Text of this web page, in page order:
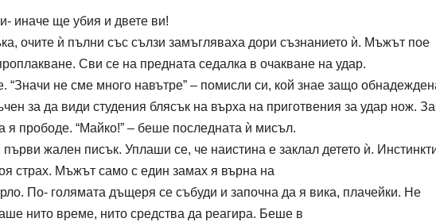
иначе ще убия и двете ви!
очите ѝ пълни със сълзи замъгляваха дори съзнанието ѝ. Мъжът пое
Сви се на предната седалка в очакване на удар.
“Значи не сме много навътре” – помисли си, кой знае защо
за да види студения блясък на върха на приготвения за удар нож.
прободе. “Майко!” – беше последната ѝ мисъл.
жален писък. Уплаши се, че наистина е заклал детето ѝ.
страх. Мъжът само с един замах я върна на
По- голямата дъщеря се събуди и започна да я вика, плачейки. Не
нито време, нито средства да реагира. Беше в